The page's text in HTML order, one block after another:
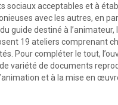
sociaux acceptables et à
avec les autres, en
du guide destiné à l’animateur,
19 ateliers comprenant
Pour compléter le tout,
variété de documents
et à la mise en